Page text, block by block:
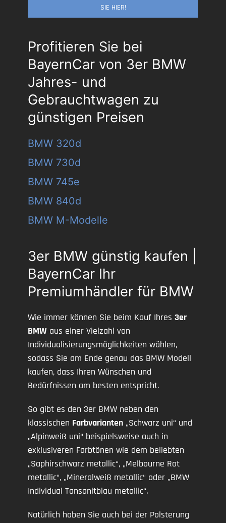
SIE HIER!
Profitieren Sie bei
BayernCar von 3er BMW
Jahres- und
Gebrauchtwagen zu
günstigen Preisen
BMW 320d
BMW 730d
BMW 745e
BMW 840d
BMW M-Modelle
3er BMW günstig kaufen |
BayernCar Ihr
Premiumhändler für BMW
Wie immer können Sie beim Kauf Ihres 3er
BMW aus einer Vielzahl von
Individualisierungsmöglichkeiten wählen,
sodass Sie am Ende genau das BMW Modell
kaufen, dass Ihren Wünschen und
Bedürfnissen am besten entspricht.
So gibt es den 3er BMW neben den
klassischen Farbvarianten „Schwarz uni“ und
„Alpinweiß uni“ beispielsweise auch in
exklusiveren Farbtönen wie dem beliebten
„Saphirschwarz metallic“, „Melbourne Rot
metallic“, „Mineralweiß metallic“ oder „BMW
Individual Tansanitblau metallic“.
Natürlich haben Sie auch bei der Polsterung